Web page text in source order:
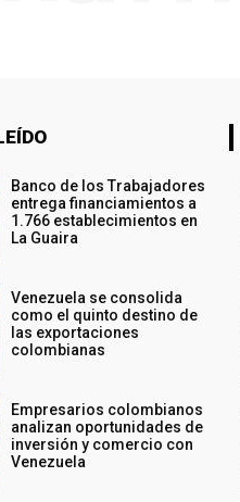
Banco de los Trabajadores
entrega financiamientos a
1.766 establecimientos en
La Guaira
Venezuela se consolida
como el quinto destino de
las exportaciones
colombianas
Empresarios colombianos
analizan oportunidades de
inversión y comercio con
Venezuela